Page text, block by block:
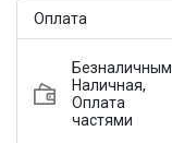
Оплата
Наличная,
Оплата
частями